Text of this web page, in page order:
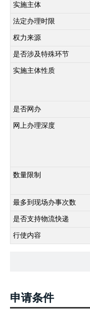
实施主体
法定办理时限
权力来源
是否涉及特殊环节
实施主体性质
是否网办
网上办理深度
数量限制
最多到现场办事次数
是否支持物流快递
行使内容
申请条件